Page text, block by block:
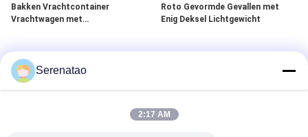
Bakken Vrachtcontainer
Vrachtwagen met
Roto Gevormde Gevallen met
Enig Deksel Lichtgewicht
Serenatao
2:17 AM